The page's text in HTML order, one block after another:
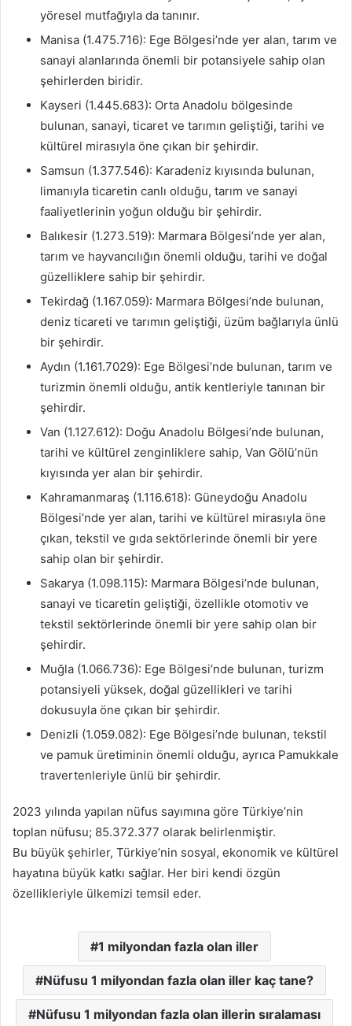
yöresel mutfağıyla da tanınır.
Manisa (1.475.716): Ege Bölgesi’nde yer alan, tarım ve
sanayi alanlarında önemli bir potansiyele sahip olan
şehirlerden biridir.
Kayseri (1.445.683): Orta Anadolu bölgesinde
bulunan, sanayi, ticaret ve tarımın geliştiği, tarihi ve
kültürel mirasıyla öne çıkan bir şehirdir.
Samsun (1.377.546): Karadeniz kıyısında bulunan,
limanıyla ticaretin canlı olduğu, tarım ve sanayi
faaliyetlerinin yoğun olduğu bir şehirdir.
Balıkesir (1.273.519): Marmara Bölgesi’nde yer alan,
tarım ve hayvancılığın önemli olduğu, tarihi ve doğal
güzelliklere sahip bir şehirdir.
Tekirdağ (1.167.059): Marmara Bölgesi’nde bulunan,
deniz ticareti ve tarımın geliştiği, üzüm bağlarıyla ünlü
bir şehirdir.
Aydın (1.161.7029): Ege Bölgesi’nde bulunan, tarım ve
turizmin önemli olduğu, antik kentleriyle tanınan bir
şehirdir.
Van (1.127.612): Doğu Anadolu Bölgesi’nde bulunan,
tarihi ve kültürel zenginliklere sahip, Van Gölü’nün
kıyısında yer alan bir şehirdir.
Kahramanmaraş (1.116.618): Güneydoğu Anadolu
Bölgesi’nde yer alan, tarihi ve kültürel mirasıyla öne
çıkan, tekstil ve gıda sektörlerinde önemli bir yere
sahip olan bir şehirdir.
Sakarya (1.098.115): Marmara Bölgesi’nde bulunan,
sanayi ve ticaretin geliştiği, özellikle otomotiv ve
tekstil sektörlerinde önemli bir yere sahip olan bir
şehirdir.
Muğla (1.066.736): Ege Bölgesi’nde bulunan, turizm
potansiyeli yüksek, doğal güzellikleri ve tarihi
dokusuyla öne çıkan bir şehirdir.
Denizli (1.059.082): Ege Bölgesi’nde bulunan, tekstil
ve pamuk üretiminin önemli olduğu, ayrıca Pamukkale
travertenleriyle ünlü bir şehirdir.
2023 yılında yapılan nüfus sayımına göre Türkiye’nin
toplan nüfusu; 85.372.377 olarak belirlenmiştir.
Bu büyük şehirler, Türkiye’nin sosyal, ekonomik ve kültürel
hayatına büyük katkı sağlar. Her biri kendi özgün
özellikleriyle ülkemizi temsil eder.
1 milyondan fazla olan iller
Nüfusu 1 milyondan fazla olan iller kaç tane?
Nüfusu 1 milyondan fazla olan illerin sıralaması